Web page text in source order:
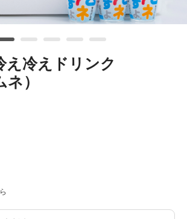
え冷えドリンク
）